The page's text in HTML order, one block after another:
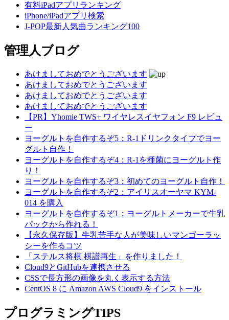
有料iPadアプリランキング
iPhone/iPadアプリ検索
J-POP最新人気曲ランキング100
管理人ブログ
あけましておめでとうございます
あけましておめでとうございます
あけましておめでとうございます
あけましておめでとうございます
【PR】Yhomie TWS+ ワイヤレスイヤフォン F9 レビュ
ー
ヨーグルトを自作するぞ5：R-1ドリンクタイプでヨー
グルト自作！
ヨーグルトを自作するぞ4：R-1を種菌にヨーグルト作
り！
ヨーグルトを自作するぞ3：初めてのヨーグルト自作！
ヨーグルトを自作するぞ2：アイリスオーヤマ KYM-
014 を購入
ヨーグルトを自作するぞ1：ヨーグルトメーカーで牛乳
パックから作れる！
【永久保存版】牛乳苦手な人が美味しいマンゴーラッ
シーを作るコツ
「ステルス将棋 棋譜再生」を作りました！
Cloud9とGitHubを連携させる
CSSで長方形の画像を丸く表示する方法
CentOS 8 に Amazon AWS Cloud9 をインストール
プログラミングTIPS